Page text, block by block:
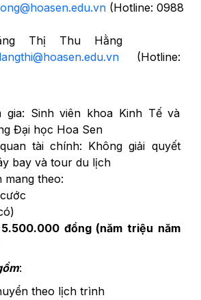
(Hotline: 0988
Thị Thu Hằng
(Hotline:
gia: Sinh viên khoa Kinh Tế và
Đại học Hoa Sen
tài chính: Không giải quyết
bay và tour du lịch
mang theo:
đồng (năm triệu năm
:
theo lịch trình